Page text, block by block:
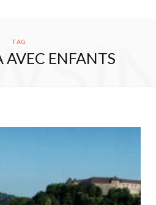
TAG
AVEC ENFANTS